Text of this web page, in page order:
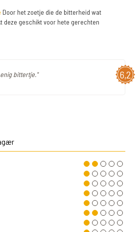
Door het zoetje die de bitterheid wat
deze geschikt voor hete gerechten
6,2
bittertje."